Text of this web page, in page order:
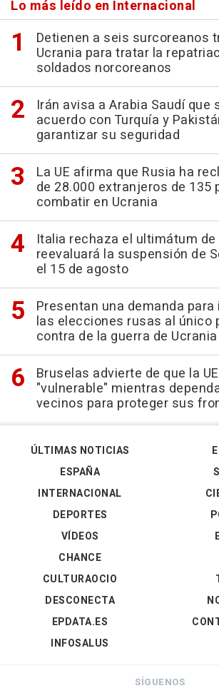
Lo más leído en Internacional
Detienen a seis surcoreanos
Ucrania para tratar la
soldados norcoreanos
Irán avisa a Arabia Saudí que
acuerdo con Turquía y
garantizar su seguridad
La UE afirma que Rusia ha
de 28.000 extranjeros de 135
combatir en Ucrania
Italia rechaza el ultimátum de
reevaluará la suspensión de
el 15 de agosto
Presentan una demanda
las elecciones rusas al único
contra de la guerra de Ucrania
Bruselas advierte de que la
"vulnerable" mientras
vecinos para proteger sus
ÚLTIMAS NOTICIAS
ESPAÑA
INTERNACIONAL
DEPORTES
VÍDEOS
CHANCE
CULTURAOCIO
DESCONECTA
EPDATA.ES
INFOSALUS
SÍGUENOS